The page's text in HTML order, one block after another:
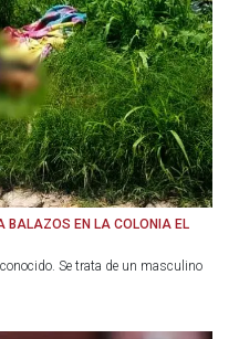
BALAZOS EN LA COLONIA EL
Se trata de un masculino